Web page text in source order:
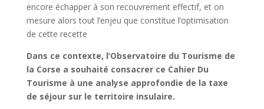
encore échapper à son recouvrement effectif, et on
mesure alors tout l’enjeu que constitue l’optimisation
de cette recette
Dans ce contexte, l’Observatoire du Tourisme de
la Corse a souhaité consacrer ce Cahier Du
Tourisme à une analyse approfondie de la taxe
de séjour sur le territoire insulaire.